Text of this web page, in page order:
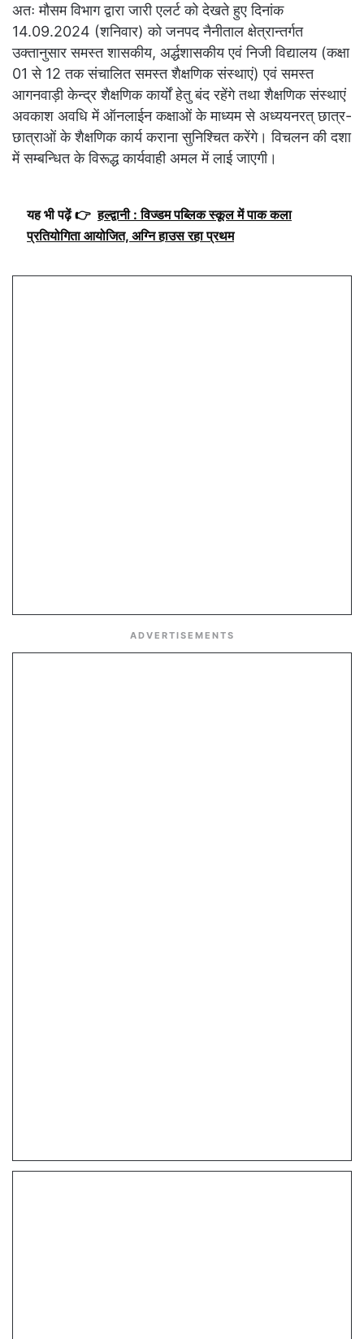
अतः मौसम विभाग द्वारा जारी एलर्ट को देखते हुए दिनांक
14.09.2024 (शनिवार) को जनपद नैनीताल क्षेत्रान्तर्गत
उक्तानुसार समस्त शासकीय, अर्द्धशासकीय एवं निजी विद्यालय (कक्षा
01 से 12 तक संचालित समस्त शैक्षणिक संस्थाएं) एवं समस्त
आगनवाड़ी केन्द्र शैक्षणिक कार्यों हेतु बंद रहेंगे तथा शैक्षणिक संस्थाएं
अवकाश अवधि में ऑनलाईन कक्षाओं के माध्यम से अध्ययनरत् छात्र-
छात्राओं के शैक्षणिक कार्य कराना सुनिश्चित करेंगे। विचलन की दशा
में सम्बन्धित के विरूद्ध कार्यवाही अमल में लाई जाएगी।
यह भी पढ़ें 👉 हल्द्वानी : विज्डम पब्लिक स्कूल में पाक कला
प्रतियोगिता आयोजित, अग्नि हाउस रहा प्रथम
ADVERTISEMENTS